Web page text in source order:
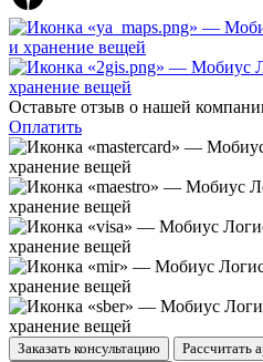
Оставьте отзыв о нашей
Оплатить
Заказать консультацию Рассчитать